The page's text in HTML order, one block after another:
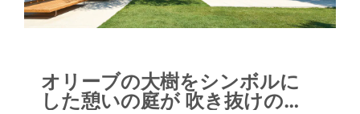
オリーブの大樹をシンボルに
した憩いの庭が 吹き抜けのリ